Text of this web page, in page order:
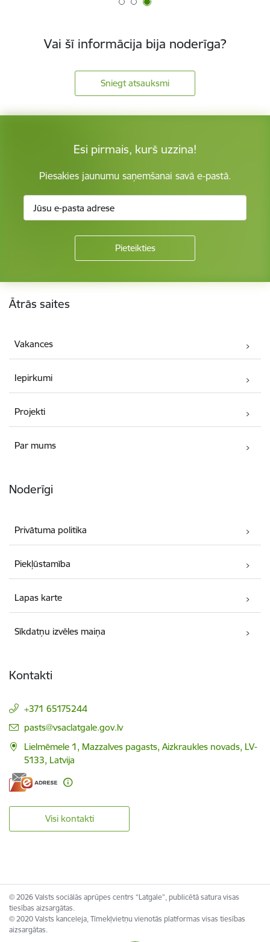
Vai šī informācija bija noderīga?
Sniegt atsauksmi
Esi pirmais, kurš uzzina!
Piesakies jaunumu saņemšanai savā e-pastā.
Kājene
Ātrās saites
Vakances
Iepirkumi
Projekti
Par mums
Noderīgi
Privātuma politika
Piekļūstamība
Lapas karte
Sīkdatņu izvēles maiņa
Kontakti
+371 65175244
E-pasts:
pasts@vsaclatgale.gov.lv
Lielmēmele 1, Mazzalves pagasts, Aizkraukles novads, LV-
5133, Latvija
Visi kontakti
© 2026 Valsts sociālās aprūpes centrs “Latgale”, publicētā satura visas
tiesības aizsargātas.
© 2020 Valsts kanceleja, Tīmekļvietņu vienotās platformas visas tiesības
aizsargātas.